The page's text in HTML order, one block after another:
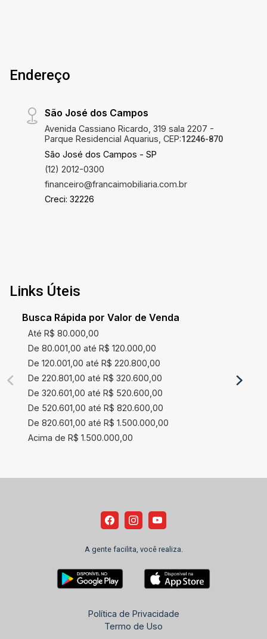
Endereço
São José dos Campos
Avenida Cassiano Ricardo, 319 sala 2207 -
Parque Residencial Aquarius, CEP:12246-870
São José dos Campos - SP
(12) 2012-0300
financeiro@francaimobiliaria.com.br
Creci: 32226
Links Úteis
Busca Rápida por Valor de Venda
Até R$ 80.000,00
De 80.001,00 até R$ 120.000,00
De 120.001,00 até R$ 220.800,00
De 220.801,00 até R$ 320.600,00
De 320.601,00 até R$ 520.600,00
De 520.601,00 até R$ 820.600,00
De 820.601,00 até R$ 1.500.000,00
Acima de R$ 1.500.000,00
A gente facilita, você realiza.
Política de Privacidade
Termo de Uso